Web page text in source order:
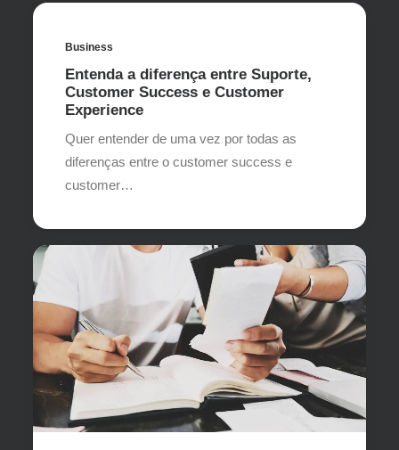
Business
Entenda a diferença entre Suporte,
Customer Success e Customer
Experience
Quer entender de uma vez por todas as
diferenças entre o customer success e
customer…